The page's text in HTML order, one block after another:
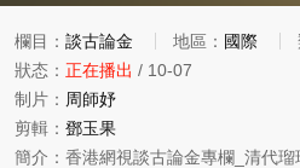
欄目： 談古論金 地區： 國際
狀态： 正在播出 / 10-07
制片： 周師妤
剪輯： 鄧玉果
簡介： 香港網視談古論金專欄_清代